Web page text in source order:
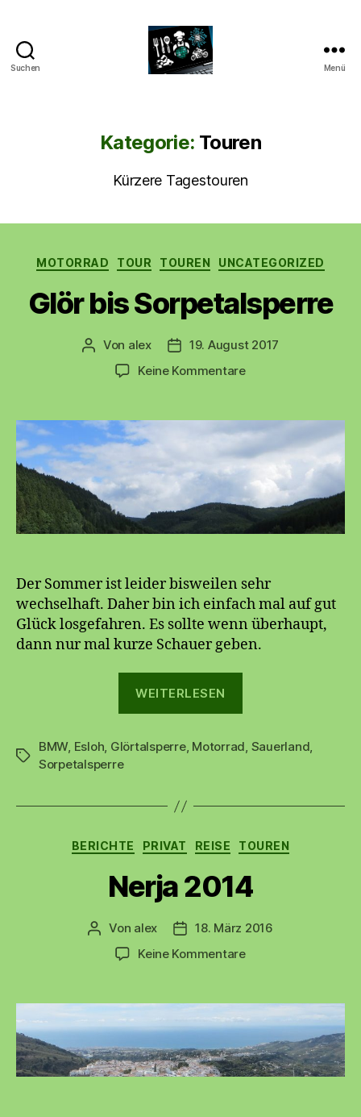
Suchen Menü
Kategorie: Touren
Kürzere Tagestouren
Kategorien
MOTORRAD TOUR TOUREN UNCATEGORIZED
Glör bis Sorpetalsperre
Beitragsautor
Von alex Beitragsdatum
19. August 2017
Keine Kommentarezu
Sorpetalsperre
Der Sommer ist leider bisweilen sehr
wechselhaft. Daher bin ich einfach mal auf gut
Glück losgefahren. Es sollte wenn überhaupt,
dann nur mal kurze Schauer geben.
WEITERLESEN
Schlagwörter
BMW, Esloh, Glörtalsperre, Motorrad, Sauerland,
Sorpetalsperre
Kategorien
BERICHTE PRIVAT REISE TOUREN
Nerja 2014
Beitragsautor
Von alex Beitragsdatum
18. März 2016
Keine Kommentarezu